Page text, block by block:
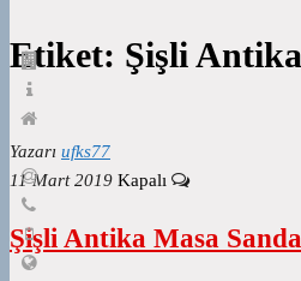
Etiket: Şişli
Yazarı ufks77
11 Mart 2019 Kapalı
Şişli Antika Masa